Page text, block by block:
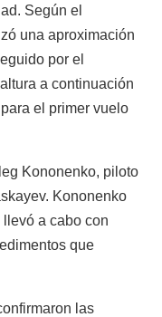
Según el
una aproximación
por el
a continuación
el primer vuelo
Kononenko, piloto
Kononenko
a cabo con
que
las